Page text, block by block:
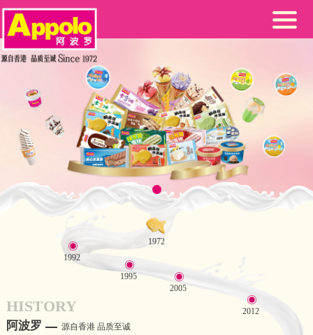
1972
1992
1995
2005
2012
HISTORY
阿波罗 源自香港 品质至诚